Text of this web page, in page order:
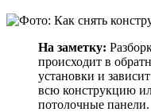
На заметку:
происходит в
установки и
всю конструкцию
потолочные панели.